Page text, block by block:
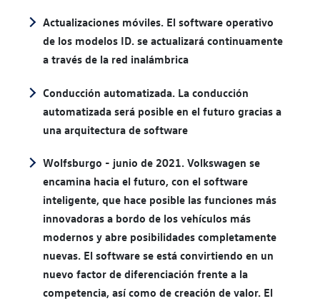
Actualizaciones móviles. El software operativo
de los modelos ID. se actualizará continuamente
a través de la red inalámbrica
Conducción automatizada. La conducción
automatizada será posible en el futuro gracias a
una arquitectura de software
Wolfsburgo - junio de 2021. Volkswagen se
encamina hacia el futuro, con el software
inteligente, que hace posible las funciones más
innovadoras a bordo de los vehículos más
modernos y abre posibilidades completamente
nuevas. El software se está convirtiendo en un
nuevo factor de diferenciación frente a la
competencia, así como de creación de valor. El